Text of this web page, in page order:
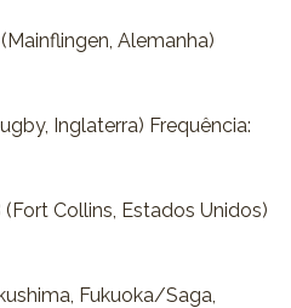
Alemanha)
Inglaterra) Frequência:
Collins, Estados Unidos)
Fukuoka/Saga,